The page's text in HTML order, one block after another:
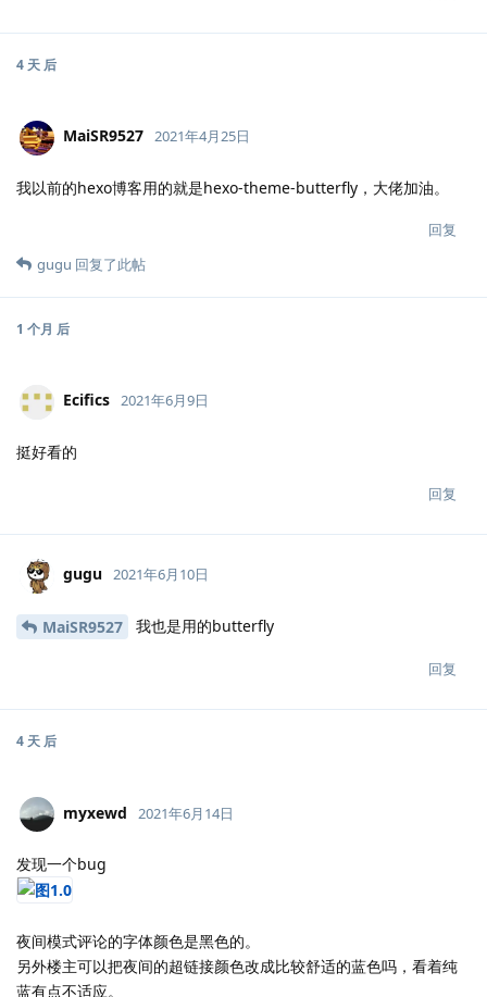
4 天 后
MaiSR9527 2021年4月25日
我以前的hexo博客用的就是hexo-theme-butterfly，大佬加油。
回复
gugu 回复了此帖
1 个月 后
Ecifics 2021年6月9日
挺好看的
回复
gugu 2021年6月10日
MaiSR9527 我也是用的butterfly
回复
4 天 后
myxewd 2021年6月14日
发现一个bug
夜间模式评论的字体颜色是黑色的。
另外楼主可以把夜间的超链接颜色改成比较舒适的蓝色吗，看着纯
蓝有点不适应。